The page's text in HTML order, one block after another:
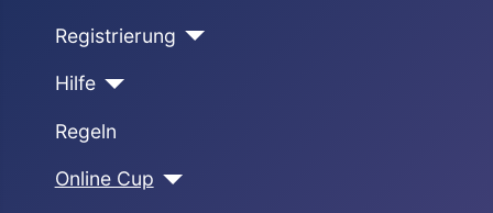
Registrierung
Hilfe
Regeln
Online Cup